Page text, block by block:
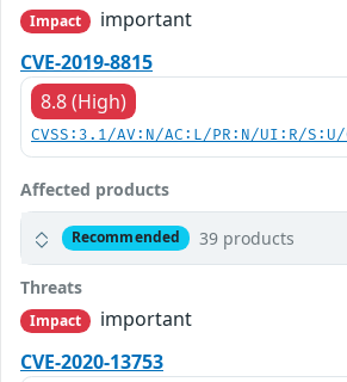
Impact
important
CVE-2019-8815
8.8 (High)
CVSS:3.1/AV:N/AC:L/PR:N/UI:R/
Affected products
Recommended 39 products
Threats
Impact
important
CVE-2020-13753